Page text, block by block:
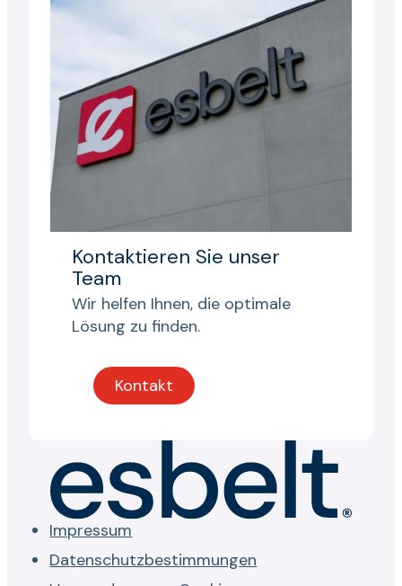
Kontaktieren Sie unser
Team
Wir helfen Ihnen, die optimale
Lösung zu finden.
Kontakt
Impressum
Datenschutzbestimmungen